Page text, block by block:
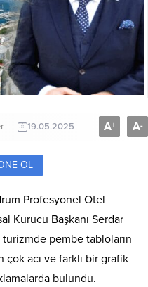
19.05.2025 A+ A-
OL
Profesyonel Otel
Kurucu Başkanı Serdar
turizmde pembe tabloların
çok acı ve farklı bir grafik
bulundu.